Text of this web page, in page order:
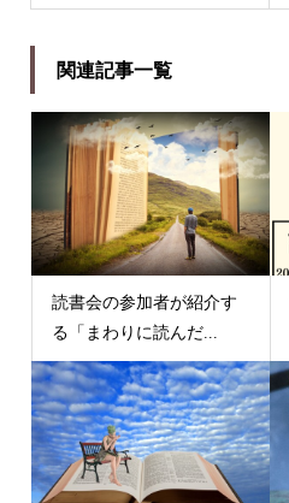
関連記事一覧
読書会の参加者が紹介す
る「まわりに読んだ...